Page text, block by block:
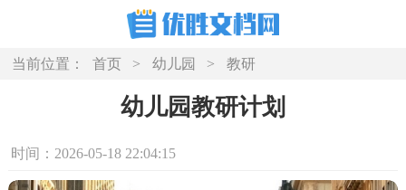
当前位置： 首页 > 幼儿园 > 教研
幼儿园教研计划
时间：2026-05-18 22:04:15